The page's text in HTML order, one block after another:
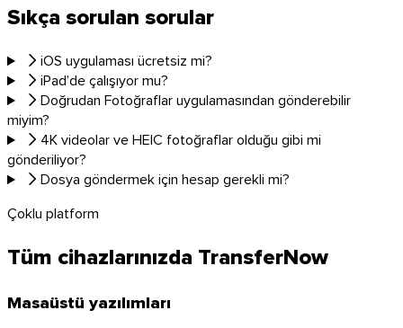
Tüm cihazlarınızda TransferNow
Masaüstü, mobil, tarayıcı ve e-posta — her yerde, ücretsiz.
Sıkça sorulan sorular
iOS uygulaması ücretsiz mi?
iPad’de çalışıyor mu?
Doğrudan Fotoğraflar uygulamasından gönderebilir
miyim?
4K videolar ve HEIC fotoğraflar olduğu gibi mi
gönderiliyor?
Dosya göndermek için hesap gerekli mi?
Çoklu platform
Tüm cihazlarınızda TransferNow
Masaüstü yazılımları